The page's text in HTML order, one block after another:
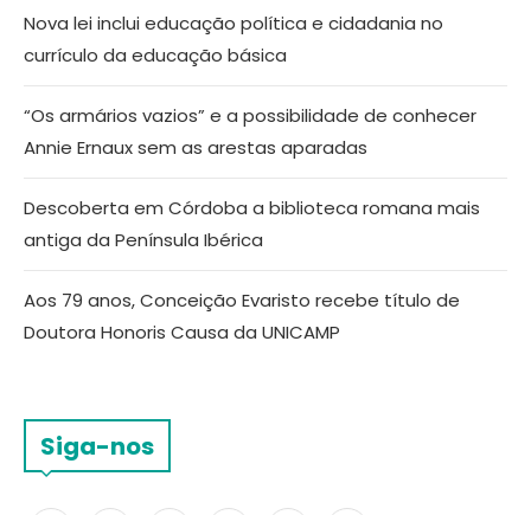
Nova lei inclui educação política e cidadania no
currículo da educação básica
“Os armários vazios” e a possibilidade de conhecer
Annie Ernaux sem as arestas aparadas
Descoberta em Córdoba a biblioteca romana mais
antiga da Península Ibérica
Aos 79 anos, Conceição Evaristo recebe título de
Doutora Honoris Causa da UNICAMP
Siga-nos